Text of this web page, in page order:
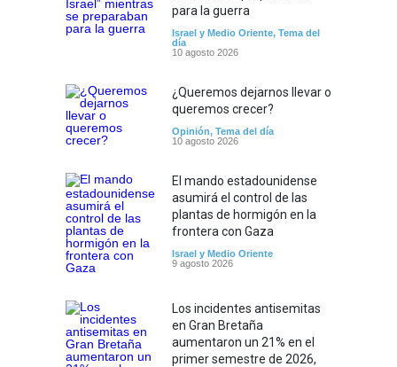
para la guerra
Israel y Medio Oriente, Tema del
día
10 agosto 2026
¿Queremos dejarnos llevar o
queremos crecer?
Opinión, Tema del día
10 agosto 2026
El mando estadounidense
asumirá el control de las
plantas de hormigón en la
frontera con Gaza
Israel y Medio Oriente
9 agosto 2026
Los incidentes antisemitas
en Gran Bretaña
aumentaron un 21% en el
primer semestre de 2026,